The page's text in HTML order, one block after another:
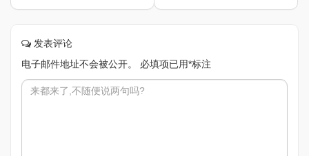
发表评论
电子邮件地址不会被公开。
必填项已用*标注